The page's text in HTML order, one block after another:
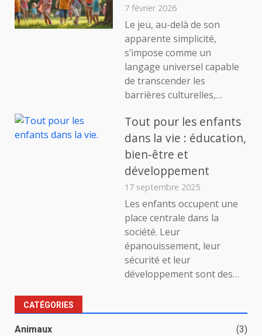
7 février 2026
Le jeu, au-delà de son
apparente simplicité,
s’impose comme un
langage universel capable
de transcender les
barrières culturelles,…
Tout pour les enfants
dans la vie : éducation,
bien-être et
développement
17 septembre 2025
Les enfants occupent une
place centrale dans la
société. Leur
épanouissement, leur
sécurité et leur
développement sont des…
CATÉGORIES
Animaux (3)